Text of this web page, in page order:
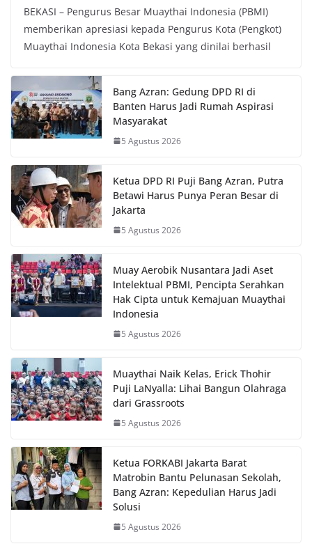
BEKASI – Pengurus Besar Muaythai Indonesia (PBMI)
memberikan apresiasi kepada Pengurus Kota (Pengkot)
Muaythai Indonesia Kota Bekasi yang dinilai berhasil
Bang Azran: Gedung DPD RI di
Banten Harus Jadi Rumah Aspirasi
Masyarakat
5 Agustus 2026
Ketua DPD RI Puji Bang Azran, Putra
Betawi Harus Punya Peran Besar di
Jakarta
5 Agustus 2026
Muay Aerobik Nusantara Jadi Aset
Intelektual PBMI, Pencipta Serahkan
Hak Cipta untuk Kemajuan Muaythai
Indonesia
5 Agustus 2026
Muaythai Naik Kelas, Erick Thohir
Puji LaNyalla: Lihai Bangun Olahraga
dari Grassroots
5 Agustus 2026
Ketua FORKABI Jakarta Barat
Matrobin Bantu Pelunasan Sekolah,
Bang Azran: Kepedulian Harus Jadi
Solusi
5 Agustus 2026